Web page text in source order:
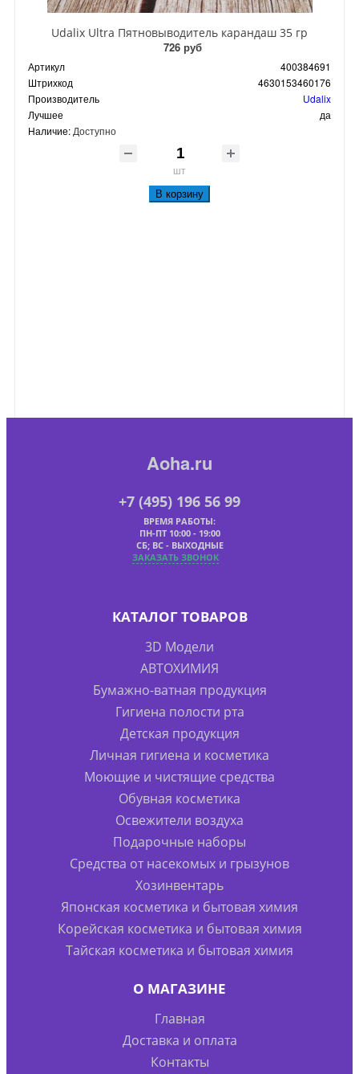
Udalix Ultra Пятновыводитель карандаш 35 гр
726 руб
Артикул
400384691
Штрихкод
4630153460176
Производитель
Udalix
Лучшее
да
Наличие: Доступно
шт
В корзину
Aoha.ru
+7 (495) 196 56 99
ВРЕМЯ РАБОТЫ:
ПН-ПТ 10:00 - 19:00
СБ; ВС - ВЫХОДНЫЕ
ЗАКАЗАТЬ ЗВОНОК
КАТАЛОГ ТОВАРОВ
3D Модели
АВТОХИМИЯ
Бумажно-ватная продукция
Гигиена полости рта
Детская продукция
Личная гигиена и косметика
Моющие и чистящие средства
Обувная косметика
Освежители воздуха
Подарочные наборы
Средства от насекомых и грызунов
Хозинвентарь
Японская косметика и бытовая химия
Корейская косметика и бытовая химия
Тайская косметика и бытовая химия
О МАГАЗИНЕ
Главная
Доставка и оплата
Контакты